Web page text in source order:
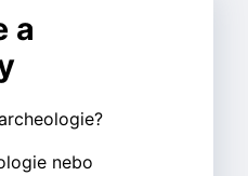
a
nebo